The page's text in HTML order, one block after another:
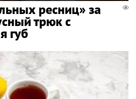
ресниц» за
трюк с
губ